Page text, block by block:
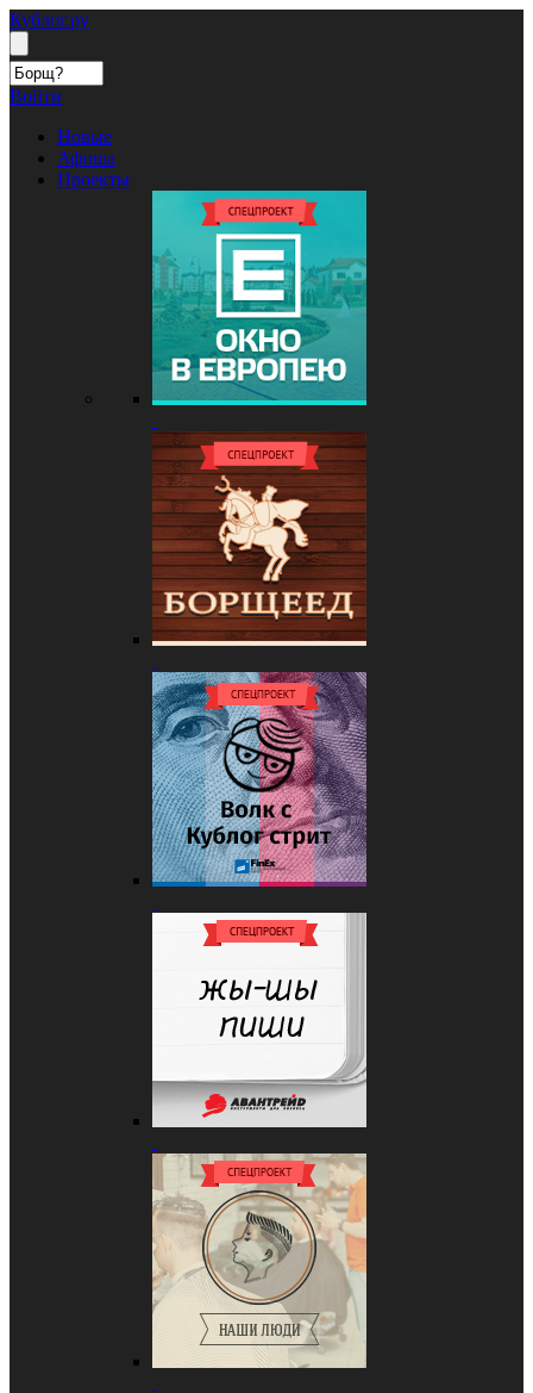
Кублог.ру
Войти
Новые
Афиша
Проекты